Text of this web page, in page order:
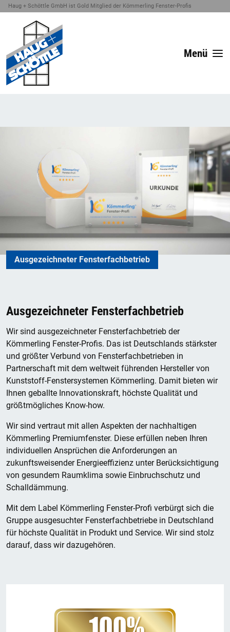
Haug + Schöttle GmbH ist Gold Mitglied der Kömmerling Fenster-Profis
Menü
Ausgezeichneter Fensterfachbetrieb
Ausgezeichneter Fensterfachbetrieb
Wir sind ausgezeichneter Fensterfachbetrieb der
Kömmerling Fenster-Profis. Das ist Deutschlands stärkster
und größter Verbund von Fensterfachbetrieben in
Partnerschaft mit dem weltweit führenden Hersteller von
Kunststoff-Fenstersystemen Kömmerling. Damit bieten wir
Ihnen geballte Innovationskraft, höchste Qualität und
größtmögliches Know-how.
Wir sind vertraut mit allen Aspekten der nachhaltigen
Kömmerling Premiumfenster. Diese erfüllen neben Ihren
individuellen Ansprüchen die Anforderungen an
zukunftsweisender Energieeffizienz unter Berücksichtigung
von gesundem Raumklima sowie Einbruchschutz und
Schalldämmung.
Mit dem Label Kömmerling Fenster-Profi verbürgt sich die
Gruppe ausgesuchter Fensterfachbetriebe in Deutschland
für höchste Qualität in Produkt und Service. Wir sind stolz
darauf, dass wir dazugehören.